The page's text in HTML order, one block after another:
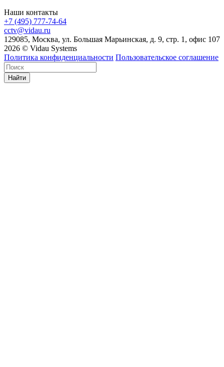
Наши контакты
+7 (495) 777-74-64
cctv@vidau.ru
129085, Москва, ул. Большая Марьинская, д. 9, стр. 1, офис 107
2026 © Vidau Systems
Политика конфиденциальности Пользовательское соглашение
Найти